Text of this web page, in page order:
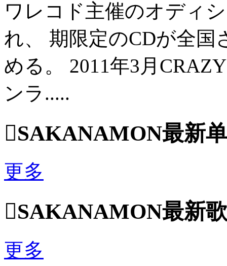
ワレコド主催のオディ
れ、 期限定のCDが全
める。 2011年3月
ンラ.....
SAKANAMON最新
更多
SAKANAMON最新
更多